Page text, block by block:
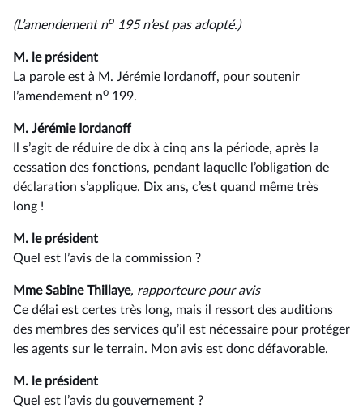
(L’amendement no 195 n’est pas adopté.)
M. le président
La parole est à M. Jérémie Iordanoff, pour soutenir
l’amendement no 199.
M. Jérémie Iordanoff
Il s’agit de réduire de dix à cinq ans la période, après la
cessation des fonctions, pendant laquelle l’obligation de
déclaration s’applique. Dix ans, c’est quand même très
long !
M. le président
Quel est l’avis de la commission ?
Mme Sabine Thillaye, rapporteure pour avis
Ce délai est certes très long, mais il ressort des auditions
des membres des services qu’il est nécessaire pour protéger
les agents sur le terrain. Mon avis est donc défavorable.
M. le président
Quel est l’avis du gouvernement ?